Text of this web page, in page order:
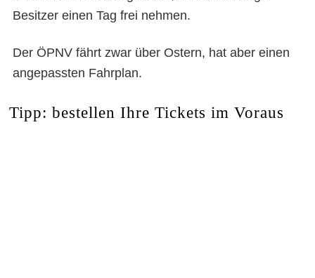
Besitzer einen Tag frei nehmen.
Der ÖPNV fährt zwar über Ostern, hat aber einen
angepassten Fahrplan.
Tipp: bestellen Ihre Tickets im Voraus